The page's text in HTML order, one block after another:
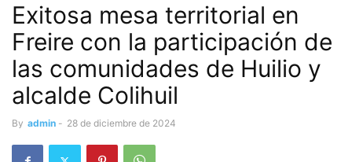
Exitosa mesa territorial en
Freire con la participación de
las comunidades de Huilio y
alcalde Colihuil
By admin - 28 de diciembre de 2024